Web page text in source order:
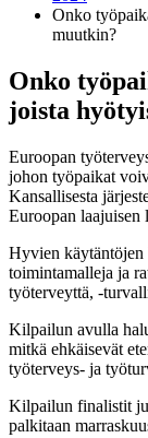
Onko
muutkin?
Onko
joista
Euroopan
johon työpaikat
Kansallisesta
Euroopan
Hyvien käytäntöjen
toimintamalleja ja
työterveyttä, -
Kilpailun avulla
mitkä ehkäisevät
työterveys- ja
Kilpailun finalistit
palkitaan